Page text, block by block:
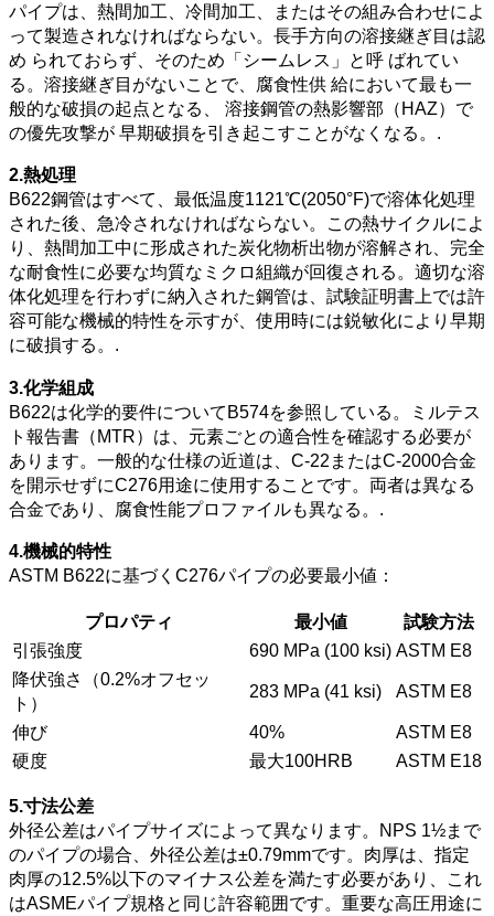
パイプは、熱間加工、冷間加工、またはその組み合わせによ
って製造されなければならない。長手方向の溶接継ぎ目は認
め られておらず、そのため「シームレス」と呼 ばれてい
る。溶接継ぎ目がないことで、腐食性供 給において最も一
般的な破損の起点となる、 溶接鋼管の熱影響部（HAZ）で
の優先攻撃が 早期破損を引き起こすことがなくなる。.
2.熱処理
B622鋼管はすべて、最低温度1121℃(2050°F)で溶体化処理
された後、急冷されなければならない。この熱サイクルによ
り、熱間加工中に形成された炭化物析出物が溶解され、完全
な耐食性に必要な均質なミクロ組織が回復される。適切な溶
体化処理を行わずに納入された鋼管は、試験証明書上では許
容可能な機械的特性を示すが、使用時には鋭敏化により早期
に破損する。.
3.化学組成
B622は化学的要件についてB574を参照している。ミルテス
ト報告書（MTR）は、元素ごとの適合性を確認する必要が
あります。一般的な仕様の近道は、C-22またはC-2000合金
を開示せずにC276用途に使用することです。両者は異なる
合金であり、腐食性能プロファイルも異なる。.
4.機械的特性
ASTM B622に基づくC276パイプの必要最小値：
プロパティ 最小値
試験方法
引張強度
690 MPa (100 ksi) ASTM E8
降伏強さ（0.2%オフセッ
ト）
283 MPa (41 ksi) ASTM E8
伸び 40%
ASTM E8
硬度
最大100HRB ASTM E18
5.寸法公差
外径公差はパイプサイズによって異なります。NPS 1½まで
のパイプの場合、外径公差は±0.79mmです。肉厚は、指定
肉厚の12.5%以下のマイナス公差を満たす必要があり、これ
はASMEパイプ規格と同じ許容範囲です。重要な高圧用途に